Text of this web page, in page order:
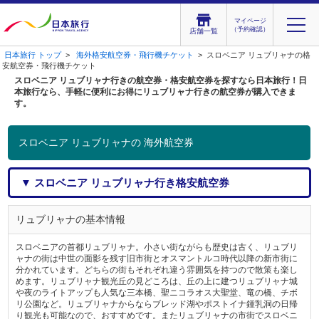
店舗一覧
マイページ
（予約確認）
日本旅行 トップ > 海外格安航空券・飛行機チケット
> スロベニア リュブリャナの格
安航空券・飛行機チケット
スロベニア リュブリャナ行きの航空券・格安航空券を探すなら日本旅行！日
本旅行なら、手軽に便利にお得にリュブリャナ行きの航空券が購入できま
す。
スロベニア リュブリャナの 海外航空券
▼ スロベニア リュブリャナ行き格安航空券
リュブリャナの基本情報
スロベニアの首都リュブリャナ。小さい街ながらも歴史は古く、リュブリ
ャナの街は中世の面影を残す旧市街とオスマントルコ時代以降の新市街に
分かれています。どちらの街もそれぞれ違う雰囲気を持つので散策も楽し
めます。リュブリャナ観光丘の見どころは、丘の上に建つリュブリャナ城
や夜のライトアップも人気な三本橋、聖ニコラオス大聖堂、竜の橋、チボ
リ公園など。リュブリャナからならブレッド湖やポストイナ鍾乳洞の日帰
り観光も可能なので、おすすめです。またリュブリャナの市街でスロベニ